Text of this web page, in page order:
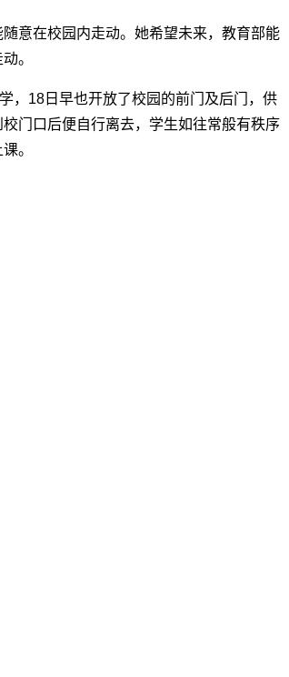
在校园内走动。她希望未来，教育部能
。
18日早也开放了校园的前门及后门，供
门口后便自行离去，学生如往常般有秩序
。